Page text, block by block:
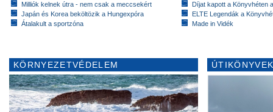
Milliók kelnek útra - nem csak a meccsekért
Japán és Korea beköltözik a Hungexpóra
Átalakult a sportzóna
Díjat kapott a Könyvhéten
ELTE Legendák a
Made in Vidék
KÖRNYEZETVÉDELEM